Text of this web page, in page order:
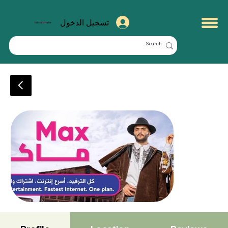
kuwaitmate تسجيل الدخول